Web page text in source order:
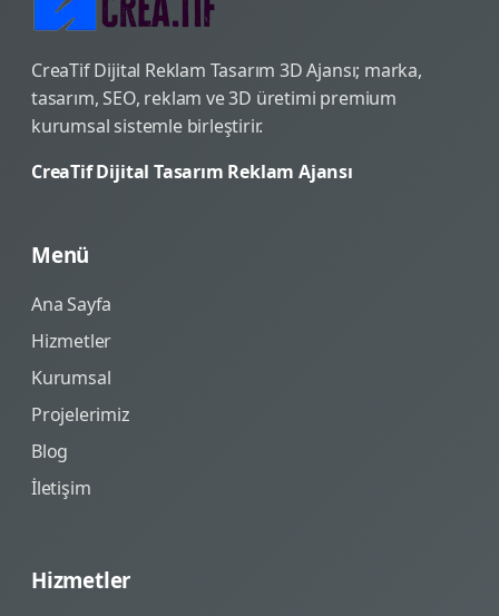
CreaTif Dijital Reklam Tasarım 3D Ajansı; marka,
tasarım, SEO, reklam ve 3D üretimi premium
kurumsal sistemle birleştirir.
CreaTif Dijital Tasarım Reklam Ajansı
Menü
Ana Sayfa
Hizmetler
Kurumsal
Projelerimiz
Blog
İletişim
Hizmetler